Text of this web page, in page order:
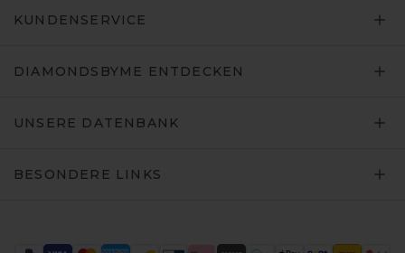
KUNDENSERVICE
DIAMONDSBYME ENTDECKEN
UNSERE DATENBANK
BESONDERE LINKS